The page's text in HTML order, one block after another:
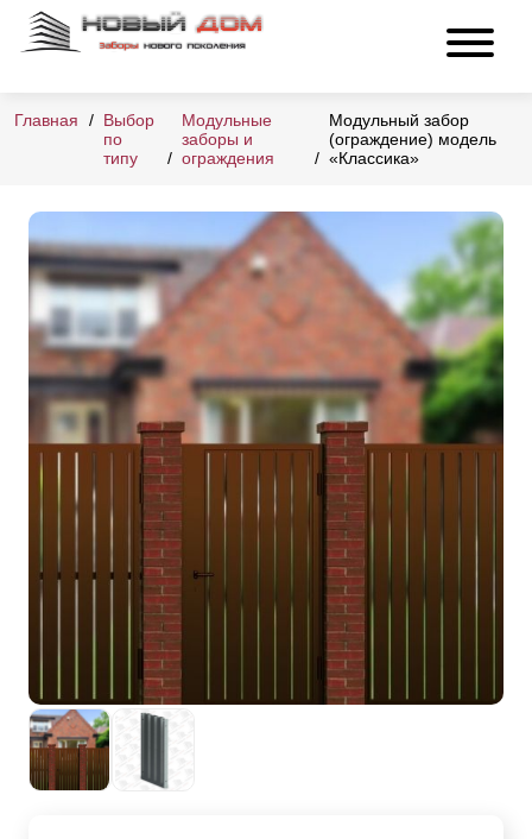
Главная
Выбор
по
типу
Модульные
заборы и
ограждения
Модульный забор
(ограждение) модель
«Классика»